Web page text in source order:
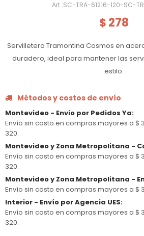
SC-TRA-61216-120-SC-
$ 278
Servilletero Tramontina Cosmos en
duradero, ideal para mantener las
estilo.
Métodos y costos de envío
Montevideo - Envio por Pedidos Ya:
Envío sin costo en compras mayores a $
320.
Montevideo y Zona Metropolitana -
Envío sin costo en compras mayores a $
320.
Montevideo y Zona Metropolitana -
Envío sin costo en compras mayores a $
Interior - Envío por Agencia UES:
Envío sin costo en compras mayores a $
320.